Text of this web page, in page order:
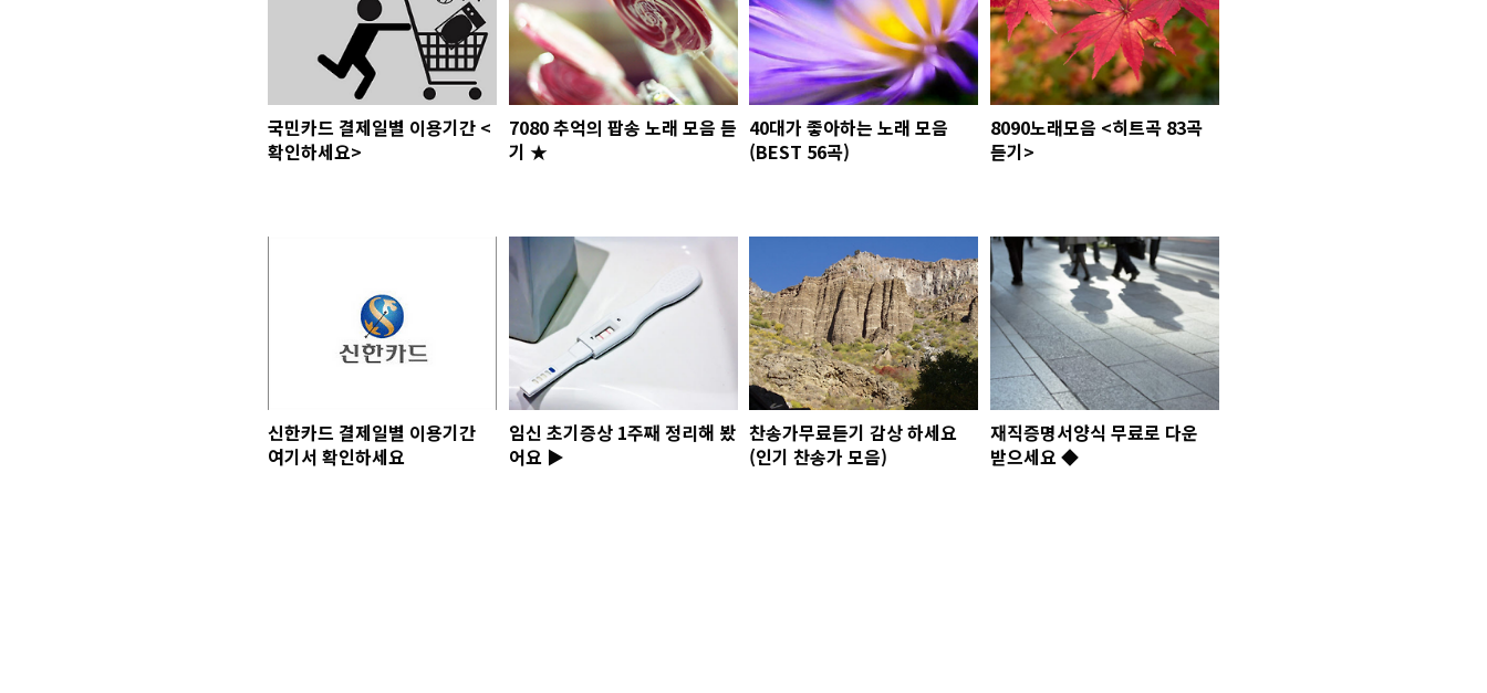
국민카드 결제일별 이용기간 <
확인하세요>
7080 추억의 팝송 노래 모음 듣
기 ★
40대가 좋아하는 노래 모음
(BEST 56곡)
8090노래모음 <히트곡 83곡
듣기>
신한카드 결제일별 이용기간
여기서 확인하세요
임신 초기증상 1주째 정리해 봤
어요 ▶
찬송가무료듣기 감상 하세요
(인기 찬송가 모음)
재직증명서양식 무료로 다운
받으세요 ◆